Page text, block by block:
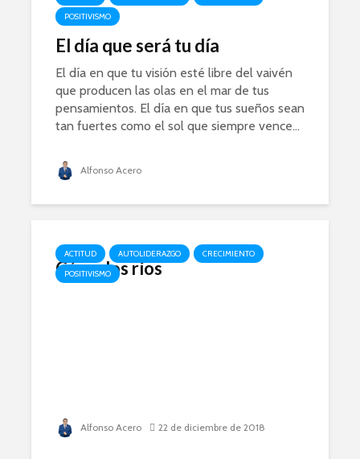
POSITIVISMO
El día que será tu día
El día en que tu visión esté libre del vaivén
que producen las olas en el mar de tus
pensamientos. El día en que tus sueños sean
tan fuertes como el sol que siempre vence...
Alfonso Acero
ACTITUD AUTOLIDERAZGO
CRECIMIENTO
POSITIVISMO
Cómo los ríos
Alfonso Acero 22 de diciembre de 2018